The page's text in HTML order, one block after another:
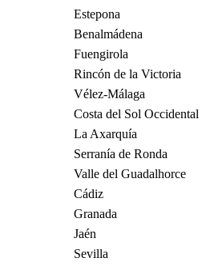
Estepona
Benalmádena
Fuengirola
Rincón de la Victoria
Vélez-Málaga
Costa del Sol Occidental
La Axarquía
Serranía de Ronda
Valle del Guadalhorce
Cádiz
Granada
Jaén
Sevilla